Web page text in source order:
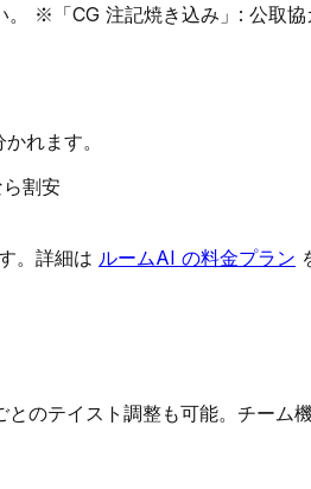
※「CG 注記焼き込み」: 公取
れます。
割安
。詳細は ルームAI の料金プラン
のテイスト調整も可能。チーム